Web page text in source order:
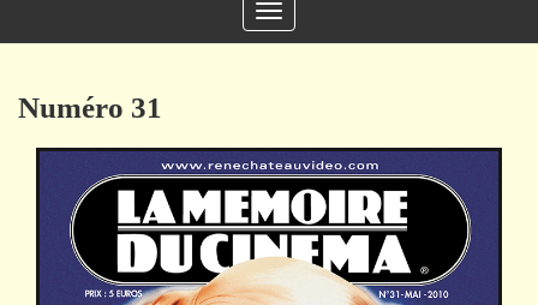
Toggle
navigation
Numéro 31